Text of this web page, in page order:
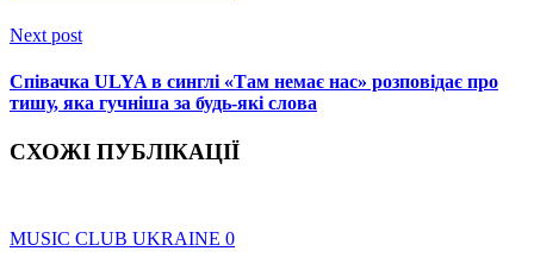
Next post
Співачка ULYA в синглі «Там немає нас» розповідає про
тишу, яка гучніша за будь-які слова
СХОЖІ ПУБЛІКАЦІЇ
MUSIC CLUB UKRAINE 0